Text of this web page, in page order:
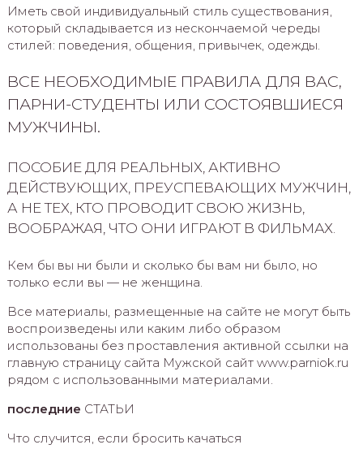
Иметь свой индивидуальный стиль существования,
который складывается из нескончаемой череды
стилей: поведения, общения, привычек, одежды.
ВСЕ НЕОБХОДИМЫЕ ПРАВИЛА ДЛЯ ВАС,
ПАРНИ-СТУДЕНТЫ ИЛИ СОСТОЯВШИЕСЯ
МУЖЧИНЫ.
ПОСОБИЕ ДЛЯ РЕАЛЬНЫХ, АКТИВНО
ДЕЙСТВУЮЩИХ, ПРЕУСПЕВАЮЩИХ МУЖЧИН,
А НЕ ТЕХ, КТО ПРОВОДИТ СВОЮ ЖИЗНЬ,
ВООБРАЖАЯ, ЧТО ОНИ ИГРАЮТ В ФИЛЬМАХ.
Кем бы вы ни были и сколько бы вам ни было, но
только если вы — не женщина.
Все материалы, размещенные на сайте не могут быть
воспроизведены или каким либо образом
использованы без проставления активной ссылки на
главную страницу сайта Мужской сайт www.parniok.ru
рядом с использованными материалами.
последние СТАТЬИ
Что случится, если бросить качаться